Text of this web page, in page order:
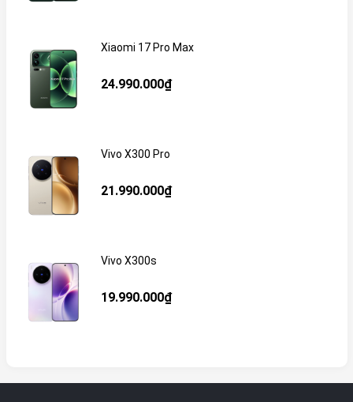
Xiaomi 17 Pro Max
24.990.000₫
Vivo X300 Pro
21.990.000₫
Vivo X300s
19.990.000₫